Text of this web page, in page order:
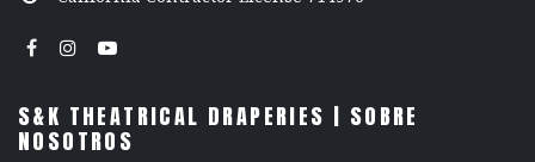
S&K THEATRICAL DRAPERIES | SOBRE
NOSOTROS